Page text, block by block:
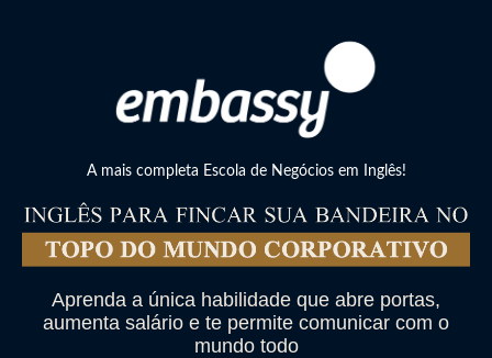
A mais completa Escola de Negócios em Inglês!
Aprenda a única habilidade que abre portas,
aumenta salário e te permite comunicar com o
mundo todo